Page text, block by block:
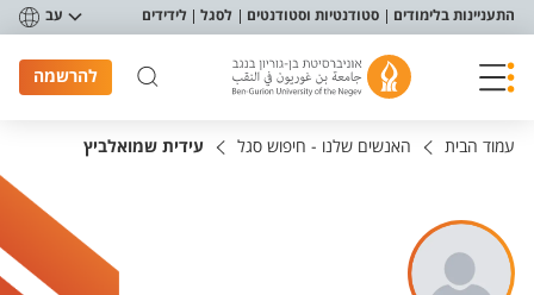
תפריט נגישות
התעניינות בלימודים סטודנטיות וסטודנטים לסגל לידידים עב
להרשמה
עמוד הבית האנשים שלנו - חיפוש סגל עידית שמואלביץ